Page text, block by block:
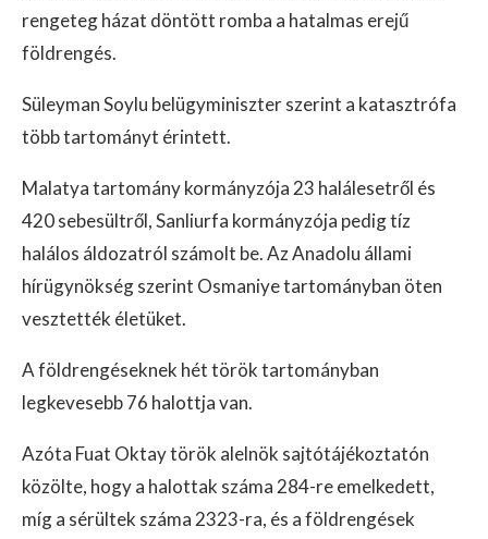
rengeteg házat döntött romba a hatalmas erejű
földrengés.
Süleyman Soylu belügyminiszter szerint a katasztrófa
több tartományt érintett.
Malatya tartomány kormányzója 23 halálesetről és
420 sebesültről, Sanliurfa kormányzója pedig tíz
halálos áldozatról számolt be. Az Anadolu állami
hírügynökség szerint Osmaniye tartományban öten
vesztették életüket.
A földrengéseknek hét török tartományban
legkevesebb 76 halottja van.
Azóta Fuat Oktay török alelnök sajtótájékoztatón
közölte, hogy a halottak száma 284-re emelkedett,
míg a sérültek száma 2323-ra, és a földrengések